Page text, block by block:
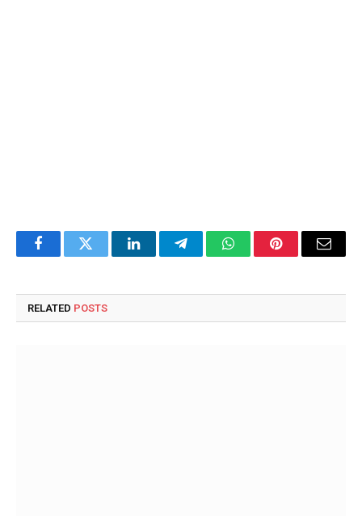
FacebookTwitter LinkedInTelegramWhatsAppPinterestEmail
RELATED POSTS